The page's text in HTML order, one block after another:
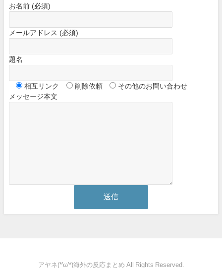
お名前 (必須)
メールアドレス (必須)
題名
相互リンク 削除依頼
その他のお問い合わせ
メッセージ本文
アヤネ(*'ω'*)海外の反応まとめ All Rights Reserved.